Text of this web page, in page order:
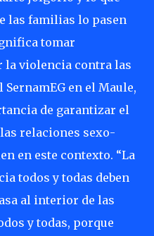
las familias lo pasen
tomar
la violencia contra las
en el Maule,
de garantizar el
relaciones sexo-
en este contexto. “La
todos y todas deben
al interior de las
y todas, porque